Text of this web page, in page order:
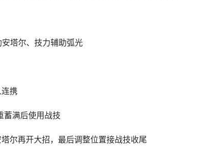
塔尔、技力辅助弧光
携
蓄满后使用战技
尔再开大招，最后调整位置接战技收尾